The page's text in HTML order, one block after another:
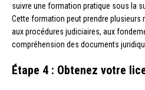
suivre une formation pratique sous la
Cette formation peut prendre
aux procédures judiciaires, aux
compréhension des documents
Étape 4 : Obtenez votre